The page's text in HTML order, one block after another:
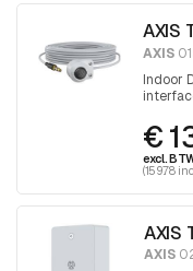
AXIS
AXIS
Indoor
€
excl.
(159.78
AXIS
AXIS